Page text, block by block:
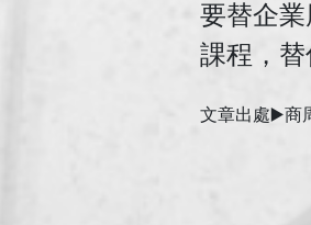
要替企
課程，替
文章出處▶️商